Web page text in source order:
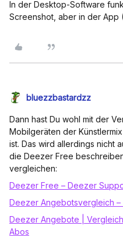
In der Desktop-Software
Screenshot, aber in der App
bluezzbastardzz
Dann hast Du wohl mit der
Mobilgeräten der
ist. Das wird allerdings nicht
die Deezer Free
vergleichen:
Deezer Free – Deezer
Deezer Angebotsvergleich
Deezer Angebote |
Abos